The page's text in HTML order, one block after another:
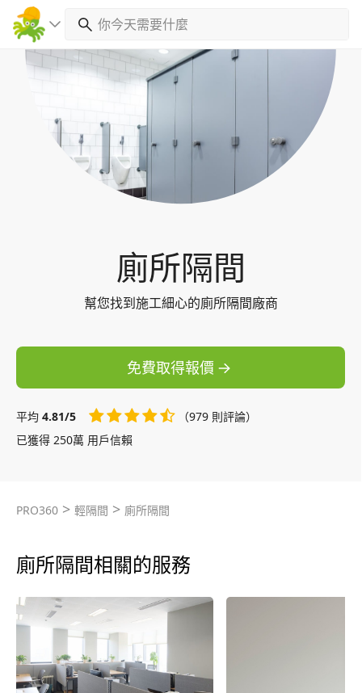
廁所隔間
幫您找到施工細心的廁所隔間廠商
免費取得報價
平均 4.81/5
（979 則評論）
已獲得 250萬 用戶信賴
PRO360 > 輕隔間 > 廁所隔間
廁所隔間相關的服務